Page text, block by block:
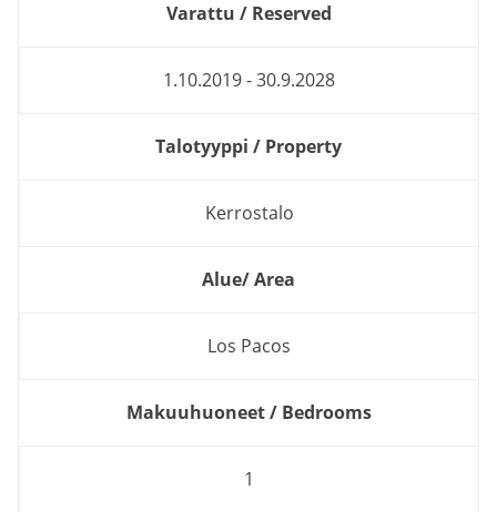
Varattu / Reserved
1.10.2019 - 30.9.2028
Talotyyppi / Property
Kerrostalo
Alue/ Area
Los Pacos
Makuuhuoneet / Bedrooms
1